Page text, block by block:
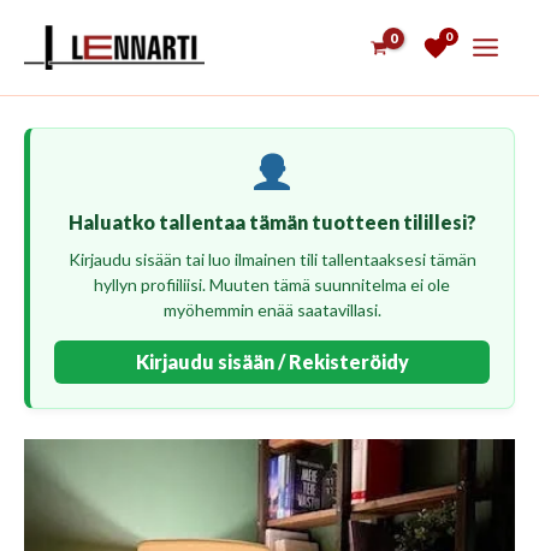
0
Haluatko tallentaa tämän tuotteen tilillesi?
Kirjaudu sisään tai luo ilmainen tili tallentaaksesi tämän
hyllyn profiiliisi. Muuten tämä suunnitelma ei ole
myöhemmin enää saatavillasi.
Kirjaudu sisään / Rekisteröidy